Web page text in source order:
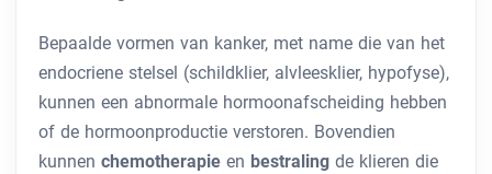
Bepaalde vormen van kanker, met name die van het
endocriene stelsel (schildklier, alvleesklier, hypofyse),
kunnen een abnormale hormoonafscheiding hebben
of de hormoonproductie verstoren. Bovendien
kunnen chemotherapie en bestraling de klieren die